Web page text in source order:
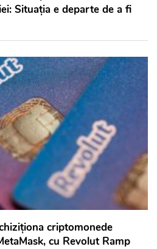
Situația e departe de a fi
criptomonede
cu Revolut Ramp